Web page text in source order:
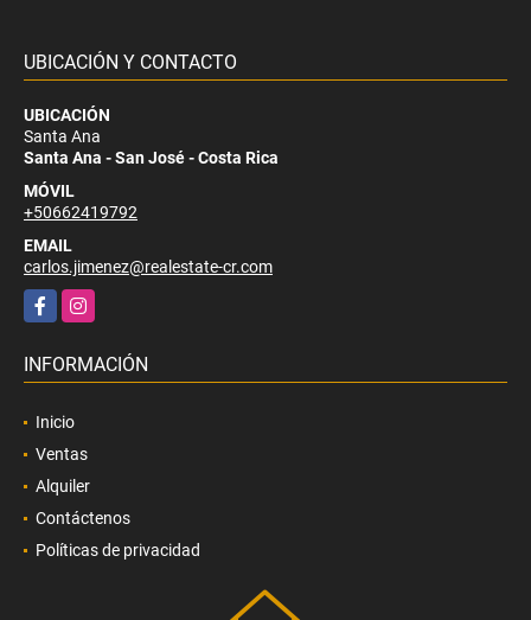
UBICACIÓN Y CONTACTO
UBICACIÓN
Santa Ana
Santa Ana - San José - Costa Rica
MÓVIL
+50662419792
EMAIL
carlos.jimenez@realestate-cr.com
FacebookInstagram
INFORMACIÓN
Inicio
Ventas
Alquiler
Contáctenos
Políticas de privacidad